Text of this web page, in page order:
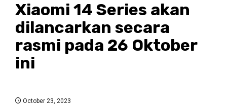
Xiaomi 14 Series akan
dilancarkan secara
rasmi pada 26 Oktober
ini
October 23, 2023